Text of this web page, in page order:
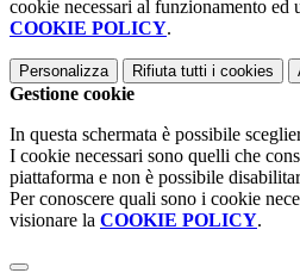
cookie necessari al funzionamento
COOKIE POLICY.
Personalizza Rifiuta tutti i cookies
Gestione cookie
In questa schermata è possibile
I cookie necessari sono quelli che
piattaforma e non è possibile
Per conoscere quali sono i cookie
visionare la COOKIE POLICY.